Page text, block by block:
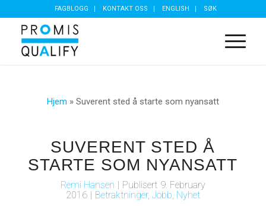
FAGBLOGG KONTAKT OSS ENGLISH SØK
Hjem » Suverent sted å starte som nyansatt
SUVERENT STED Å
STARTE SOM NYANSATT
Remi Hansen | Publisert 9. February
2016 | Betraktninger, Jobb, Nyhet